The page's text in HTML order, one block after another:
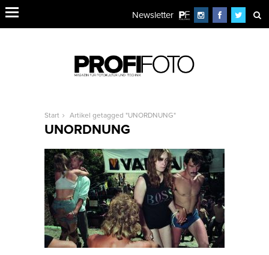
Newsletter
Start Artikel getagged "UNORDNUNG"
UNORDNUNG